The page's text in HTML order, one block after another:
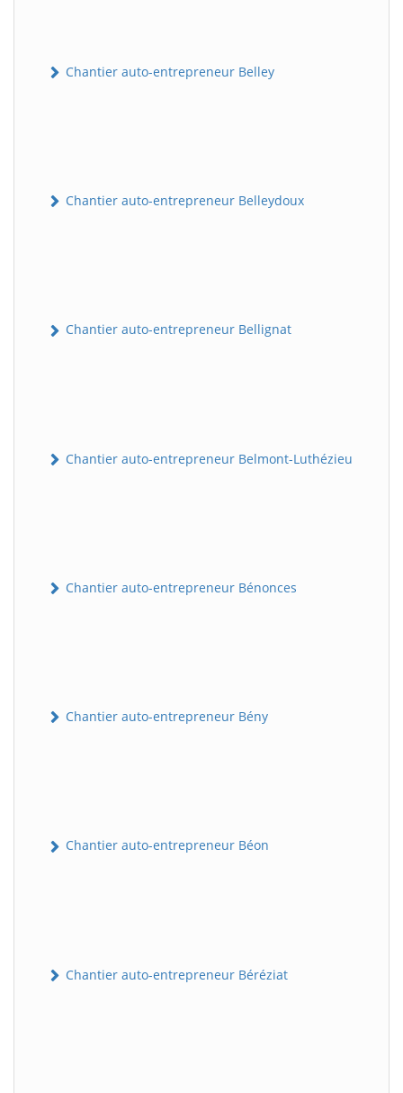
Chantier auto-entrepreneur Belley
Chantier auto-entrepreneur Belleydoux
Chantier auto-entrepreneur Bellignat
Chantier auto-entrepreneur Belmont-Luthézieu
Chantier auto-entrepreneur Bénonces
Chantier auto-entrepreneur Bény
Chantier auto-entrepreneur Béon
Chantier auto-entrepreneur Béréziat